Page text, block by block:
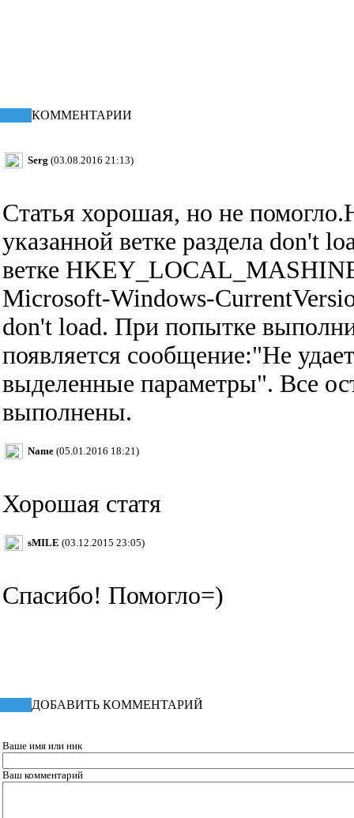
КОММЕНТАРИИ
Serg (03.08.2016 21:13)
Статья хорошая, но не
указанной ветке раздела don't
ветке
Microsoft-Windows-
don't load. При попытке
появляется сообщение:"Не
выделенные параметры". Все
выполнены.
Name (05.01.2016 18:21)
Хорошая статя
sMILE (03.12.2015 23:05)
Спасибо! Помогло=)
ДОБАВИТЬ КОММЕНТАРИЙ
Ваше имя или ник
Ваш комментарий